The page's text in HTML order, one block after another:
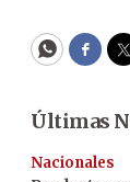
Últimas
Nacionales